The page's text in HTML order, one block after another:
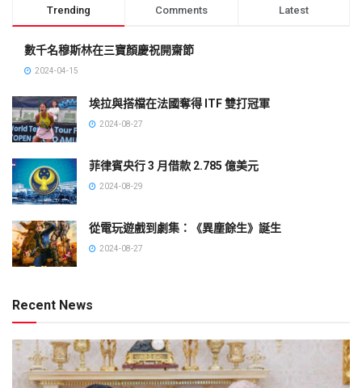
Trending Comments Latest
數千名穆斯林在三寶顏慶祝開齋節
2024-04-15
埃拉與搭檔在法國奪得 ITF 雙打冠軍
2024-08-27
菲律賓央行 3 月借款 2.785 億美元
2024-08-29
從電玩遊戲到劇集：《異塵餘生》誕生
2024-08-27
Recent News